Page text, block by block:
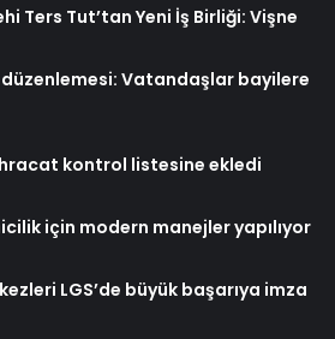
Ters Tut’tan Yeni İş Birliği: Vişne
düzenlemesi: Vatandaşlar bayilere
kontrol listesine ekledi
için modern manejler yapılıyor
LGS’de büyük başarıya imza